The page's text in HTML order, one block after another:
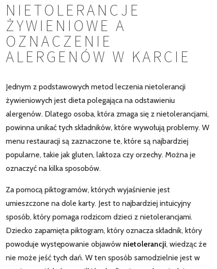
NIETOLERANCJE
ŻYWIENIOWE A
OZNACZENIE
ALERGENÓW W KARCIE
Jednym z podstawowych metod leczenia nietolerancji
żywieniowych jest dieta polegająca na odstawieniu
alergenów. Dlatego osoba, która zmaga się z nietolerancjami,
powinna unikać tych składników, które wywołują problemy. W
menu restauracji są zaznaczone te, które są najbardziej
popularne, takie jak gluten, laktoza czy orzechy. Można je
oznaczyć na kilka sposobów.
Za pomocą piktogramów, których wyjaśnienie jest
umieszczone na dole karty. Jest to najbardziej intuicyjny
sposób, który pomaga rodzicom dzieci z nietolerancjami.
Dziecko zapamięta piktogram, który oznacza składnik, który
powoduje występowanie objawów nietolerancji, wiedząc że
nie może jeść tych dań. W ten sposób samodzielnie jest w